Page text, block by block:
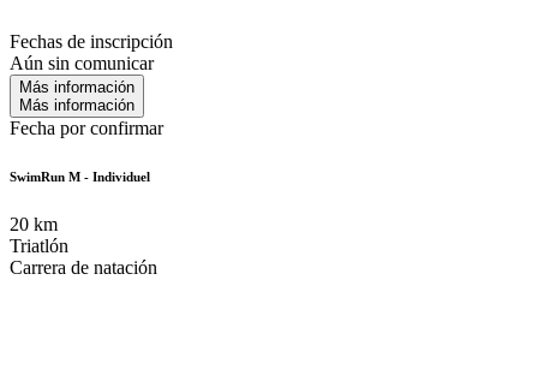
Fechas de inscripción
Aún sin comunicar
Más información
Más información
Fecha por confirmar
SwimRun M - Individuel
20 km
Triatlón
Carrera de natación